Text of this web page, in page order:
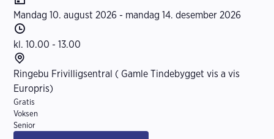
o
n
a
o
Mandag 10. august 2026 - mandag 14. desember 2026
i
s
p
u
n
k
kl. 10.00 - 13.00
t
e
d
Ringebu Frivilligsentral ( Gamle Tindebygget vis a vis
Europris)
I
n
f
Gratis
Voksen
Senior